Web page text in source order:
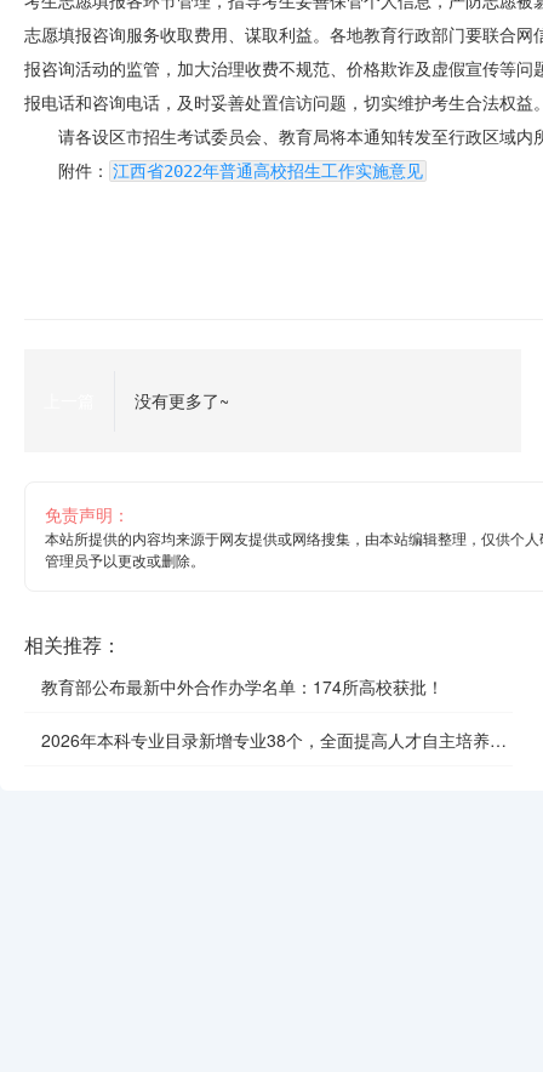
志愿填报咨询服务收取费用、谋取利益。各地教育行政部门要联合
报咨询活动的监管，加大治理收费不规范、价格欺诈及虚假宣传等
报电话和咨询电话，及时妥善处置信访问题，切实维护考生合法权益
请各设区市招生考试委员会、教育局将本通知转发至行政区域内
附件：​ ​江西省2022年普通高校招生工作实施意见​
没有更多了~
免责声明：
本站所提供的内容均来源于网友提供或网络搜集，由本站编辑整理，仅供个
管理员予以更改或删除。
相关推荐：
教育部公布最新中外合作办学名单：174所高校获批！
2026年本科专业目录新增专业38个，全面提高人才自主培养质